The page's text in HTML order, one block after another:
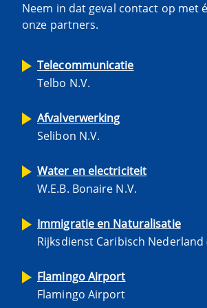
Neem in dat geval contact op met
onze partners.
Telecommunicatie
Telbo N.V.
Afvalverwerking
Selibon N.V.
Water en electriciteit
W.E.B. Bonaire N.V.
Immigratie en Naturalisatie
Rijksdienst Caribisch Nederland
Flamingo Airport
Flamingo Airport